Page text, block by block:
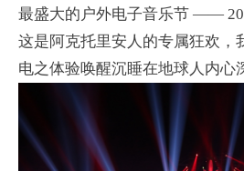
最盛大的户外电子音乐节 ——
这是阿克托里安人的专属狂欢，
电之体验唤醒沉睡在地球人内心